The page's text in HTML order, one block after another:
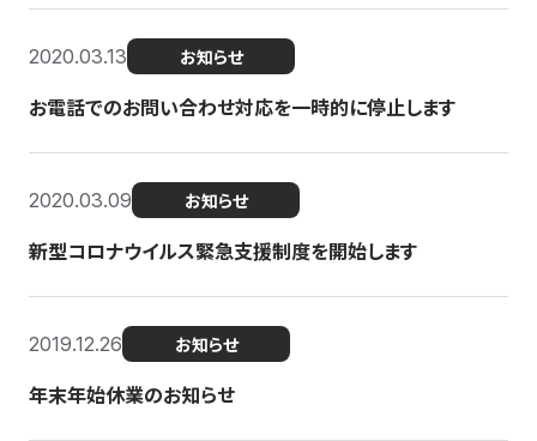
2020.03.13 お知らせ
お電話でのお問い合わせ対応を一時的に停止します
2020.03.09 お知らせ
新型コロナウイルス緊急支援制度を開始します
2019.12.26 お知らせ
年末年始休業のお知らせ